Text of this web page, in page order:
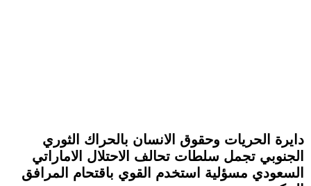
دايرة الحريات وحقوق الانسان بالحراك الثوري
الجنوبي تجمل سلطات تحالف الاحتلال الاماراتي
السعودي مسؤلية استخدم القوي باقتحام المرافق